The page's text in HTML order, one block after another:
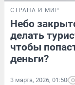
СТРАНА И МИР
Небо
делать
чтобы
деньги?
3 марта, 2026, 01:50